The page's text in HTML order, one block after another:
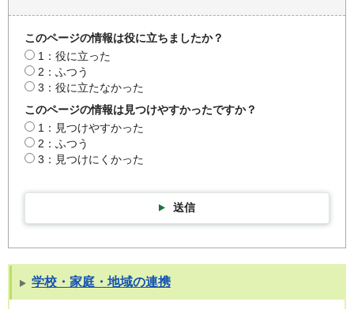
このページの情報は役に立ちましたか？
1：役に立った
2：ふつう
3：役に立たなかった
このページの情報は見つけやすかったですか？
1：見つけやすかった
2：ふつう
3：見つけにくかった
送信
学校・家庭・地域の連携